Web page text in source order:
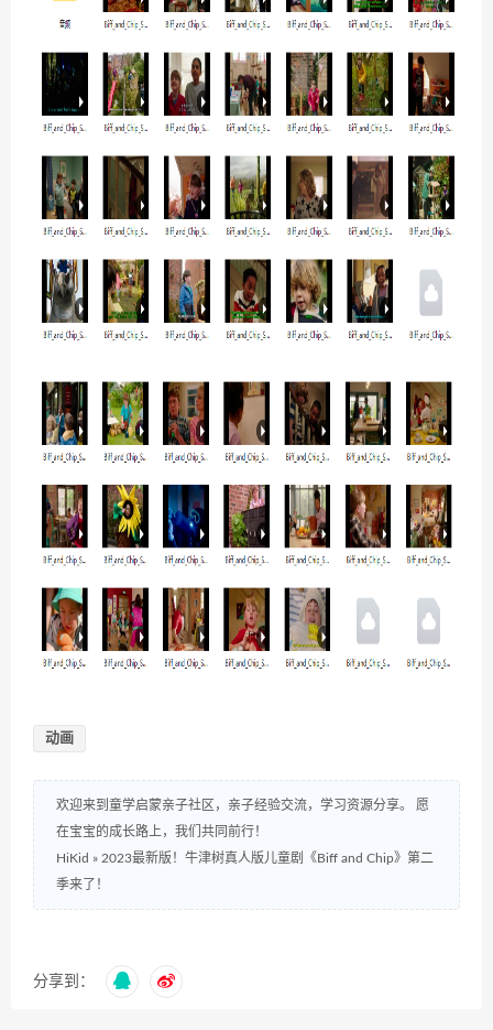
动画
欢迎来到童学启蒙亲子社区，亲子经验交流，学习资源分享。 愿
在宝宝的成长路上，我们共同前行！
HiKid » 2023最新版！牛津树真人版儿童剧《Biff and Chip》第二
季来了！
分享到：